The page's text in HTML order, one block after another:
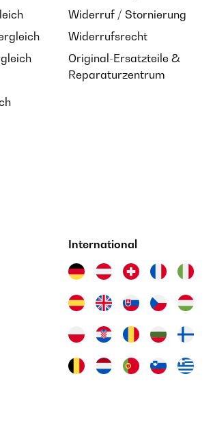
Widerruf / Stornierung
Widerrufsrecht
Original-Ersatzteile &
Reparaturzentrum
International